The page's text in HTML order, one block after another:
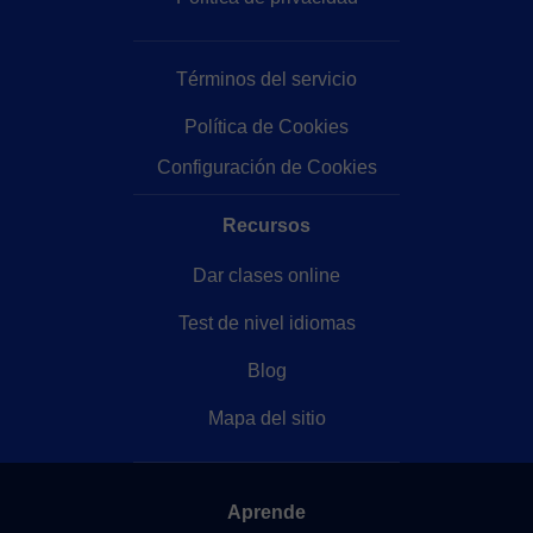
Términos del servicio
Política de Cookies
Configuración de Cookies
Recursos
Dar clases online
Test de nivel idiomas
Blog
Mapa del sitio
Aprende